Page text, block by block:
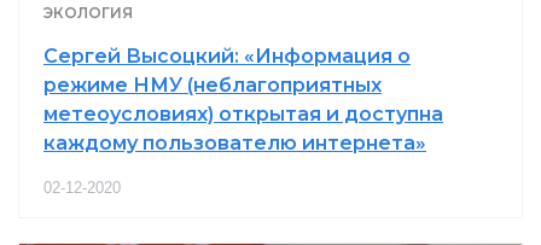
ЭКОЛОГИЯ
Сергей Высоцкий: «Информация о
режиме НМУ (неблагоприятных
метеоусловиях) открытая и доступна
каждому пользователю интернета»
02-12-2020